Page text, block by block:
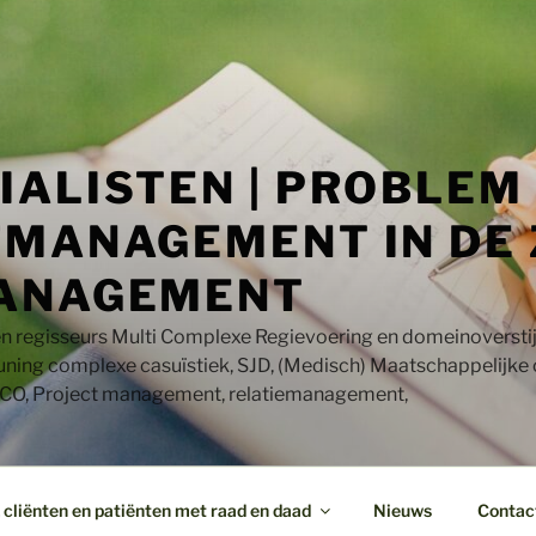
| PROBLEM
IN DE
regisseurs Multi Complexe Regievoering en
complexe casuïstiek, SJD, (Medisch) Maatschappelijke
Project management, relatiemanagement,
en patiënten met raad en daad Nieuws